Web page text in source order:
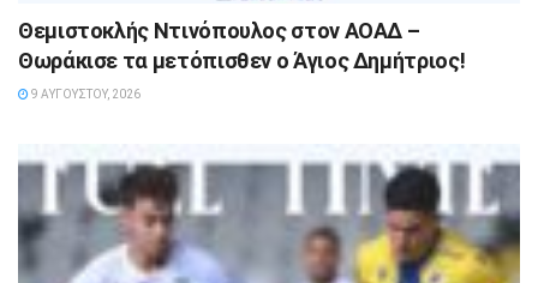
Θεμιστοκλής Ντινόπουλος στον ΑΟΑΔ –
Θωράκισε τα μετόπισθεν ο Άγιος Δημήτριος!
9 ΑΥΓΟΎΣΤΟΥ, 2026